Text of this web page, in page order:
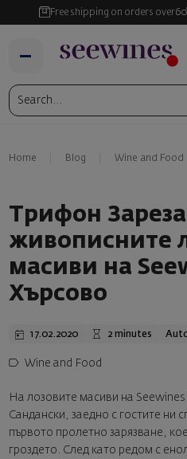
Free shipping on orders over
Home Blog Wine and Food
Трифон
живописните
масиви на
Хърсово
17.02.2020 2 minutes
Wine and Food
На лозовите масиви на
Сандански, заедно с гостите ни
първото пролетно зарязване,
гроздето. След като редом с